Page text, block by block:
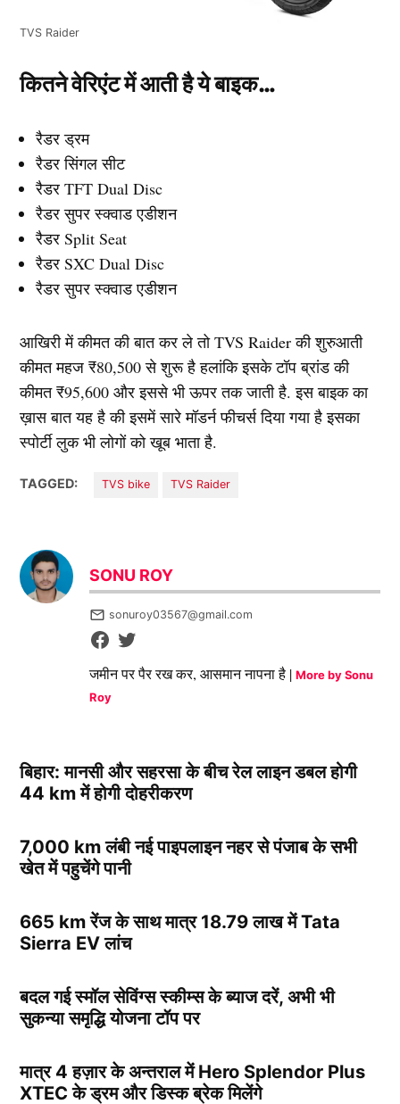
TVS Raider
कितने वेरिएंट में आती है ये बाइक…
रैडर ड्रम
रैडर सिंगल सीट
रैडर TFT Dual Disc
रैडर सुपर स्क्वाड एडीशन
रैडर Split Seat
रैडर SXC Dual Disc
रैडर सुपर स्क्वाड एडीशन
आखिरी में कीमत की बात कर ले तो TVS Raider की शुरुआती
कीमत महज ₹80,500 से शुरू है हलांकि इसके टॉप ब्रांड की
कीमत ₹95,600 और इससे भी ऊपर तक जाती है. इस बाइक का
ख़ास बात यह है की इसमें सारे मॉडर्न फीचर्स दिया गया है इसका
स्पोर्टी लुक भी लोगों को खूब भाता है.
TAGGED: TVS bike TVS Raider
SONU ROY
sonuroy03567@gmail.com
जमीन पर पैर रख कर, आसमान नापना है |More by Sonu
Roy
बिहार: मानसी और सहरसा के बीच रेल लाइन डबल होगी
44 km में होगी दोहरीकरण
7,000 km लंबी नई पाइपलाइन नहर से पंजाब के सभी
खेत में पहुचेंगे पानी
665 km रेंज के साथ मात्र 18.79 लाख में Tata
Sierra EV लांच
बदल गई स्मॉल सेविंग्स स्कीम्स के ब्याज दरें, अभी भी
सुकन्या समृद्धि योजना टॉप पर
मात्र 4 हज़ार के अन्तराल में Hero Splendor Plus
XTEC के ड्रम और डिस्क ब्रेक मिलेंगे